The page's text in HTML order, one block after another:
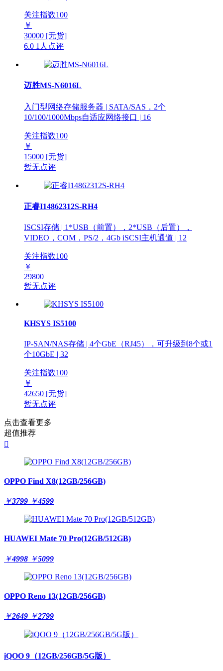
关注指数100
￥
30000 [无货]
6.0 1人点评
迈胜MS-N6016L
入门型网络存储服务器 | SATA/SAS，2个
10/100/1000Mbps自适应网络接口 | 16
关注指数100
￥
15000 [无货]
暂无点评
正睿I14862312S-RH4
ISCSI存储 | 1*USB（前置），2*USB（后置），
VIDEO，COM，PS/2，4Gb iSCSI主机通道 | 12
关注指数100
￥
29800
暂无点评
KHSYS IS5100
IP-SAN/NAS存储 | 4个GbE（RJ45），可升级到8个或1
个10GbE | 32
关注指数100
￥
42650 [无货]
暂无点评
点击查看更多
超值推荐

OPPO Find X8(12GB/256GB)
￥3799 ￥4599
HUAWEI Mate 70 Pro(12GB/512GB)
￥4998 ￥5099
OPPO Reno 13(12GB/256GB)
￥2649 ￥2799
iQOO 9（12GB/256GB/5G版）